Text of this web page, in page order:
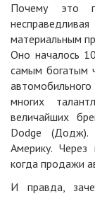
Почему это
материальным
Оно началось
самым богатым
многих
величайших
Dodge (Додж).
Америку.
когда продажи
И правда,